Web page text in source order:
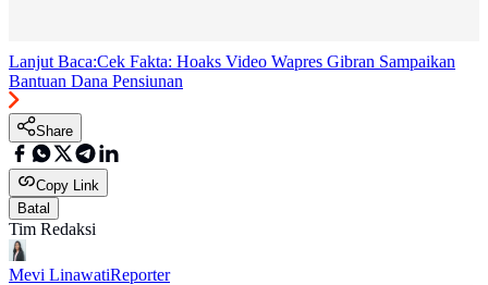
Lanjut Baca:Cek Fakta: Hoaks Video Wapres Gibran Sampaikan
Bantuan Dana Pensiunan
Share
Copy Link
Batal
Tim Redaksi
Mevi LinawatiReporter